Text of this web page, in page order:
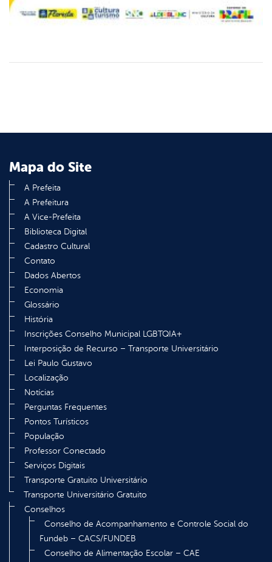
Mapa do Site
A Prefeita
A Prefeitura
A Vice-Prefeita
Biblioteca Digital
Cadastro Cultural
Contato
Dados Abertos
Economia
Glossário
História
Inscrições Conselho Municipal LGBTQIA+
Interposição de Recurso – Transporte Universitário
Lei Paulo Gustavo
Localização
Notícias
Perguntas Frequentes
Pontos Turísticos
População
Professor Conectado
Serviços Digitais
Transporte Gratuito Universitário
Transporte Universitário Gratuito
Conselhos
Conselho de Acompanhamento e Controle Social do
Fundeb – CACS/FUNDEB
Conselho de Alimentação Escolar – CAE